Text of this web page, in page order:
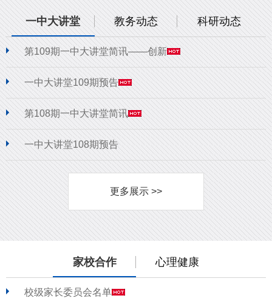
一中大讲堂 教务动态 科研动态
第109期一中大讲堂简讯——创新
一中大讲堂109期预告
第108期一中大讲堂简讯
一中大讲堂108期预告
更多展示 >>
家校合作 心理健康
校级家长委员会名单